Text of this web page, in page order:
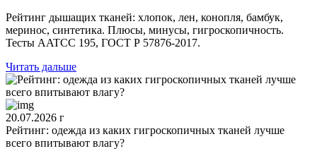
Рейтинг дышащих тканей: хлопок, лен, конопля, бамбук,
меринос, синтетика. Плюсы, минусы, гигроскопичность.
Тесты AATCC 195, ГОСТ Р 57876-2017.
Читать дальше
20.07.2026 г
Рейтинг: одежда из каких гигроскопичных тканей лучше
всего впитывают влагу?